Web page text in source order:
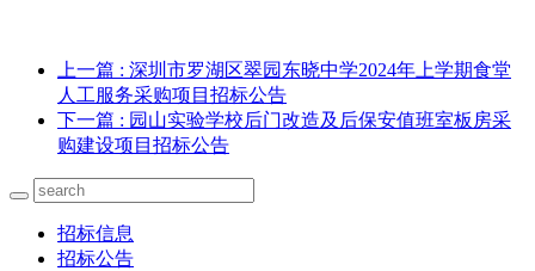
上一篇 : 深圳市罗湖区翠园东晓中学2024年上学期食堂
人工服务采购项目招标公告
下一篇 : 园山实验学校后门改造及后保安值班室板房采
购建设项目招标公告
招标信息
招标公告